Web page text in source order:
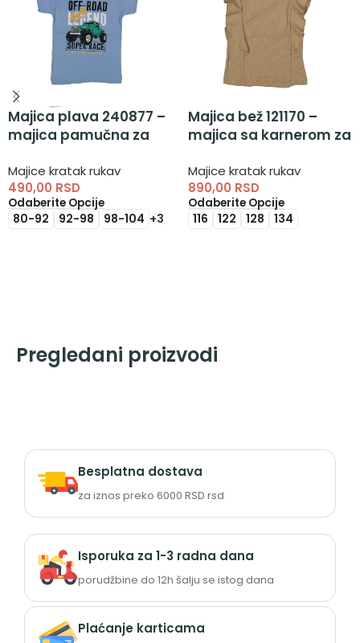
Majica plava 240877 –
majica pamučna za
Majice kratak rukav
490,00 RSD
Odaberite Opcije
80-92 92-98 98-104 +3
Majica bež 121170 –
majica sa karnerom za
Majice kratak rukav
890,00 RSD
Odaberite Opcije
116 122 128 134
Pregledani proizvodi
Besplatna dostava
za iznos preko 6000 RSD rsd
Isporuka za 1-3 radna dana
porudžbine do 12h šalju se istog dana
Plaćanje karticama